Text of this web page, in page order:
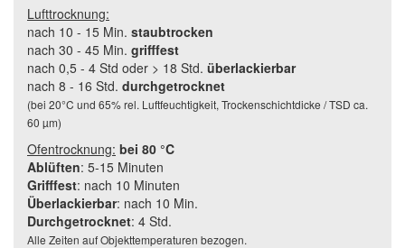
Lufttrocknung:
nach 10 - 15 Min. staubtrocken
nach 30 - 45 Min. grifffest
nach 0,5 - 4 Std oder > 18 Std. überlackierbar
nach 8 - 16 Std. durchgetrocknet
(bei 20°C und 65% rel. Luftfeuchtigkeit, Trockenschichtdicke / TSD ca.
60 µm)
Ofentrocknung: bei 80 °C
Ablüften: 5-15 Minuten
Grifffest: nach 10 Minuten
Überlackierbar: nach 10 Min.
Durchgetrocknet: 4 Std.
Alle Zeiten auf Objekttemperaturen bezogen.